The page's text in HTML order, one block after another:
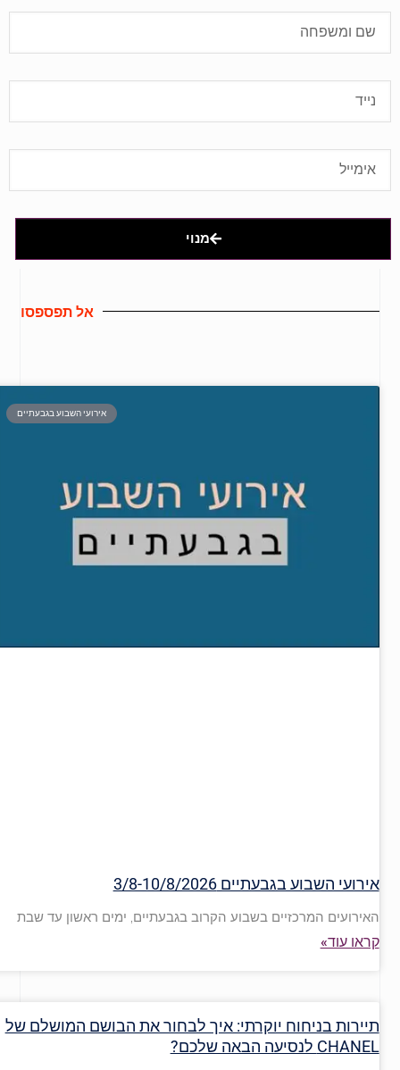
מנוי
אל תפספסו
אירועי השבוע בגבעתיים
אירועי השבוע בגבעתיים 3/8-10/8/2026
האירועים המרכזיים בשבוע הקרוב בגבעתיים, ימים ראשון עד שבת
קראו עוד»
תיירות בניחוח יוקרתי: איך לבחור את הבושם המושלם של
CHANEL לנסיעה הבאה שלכם?